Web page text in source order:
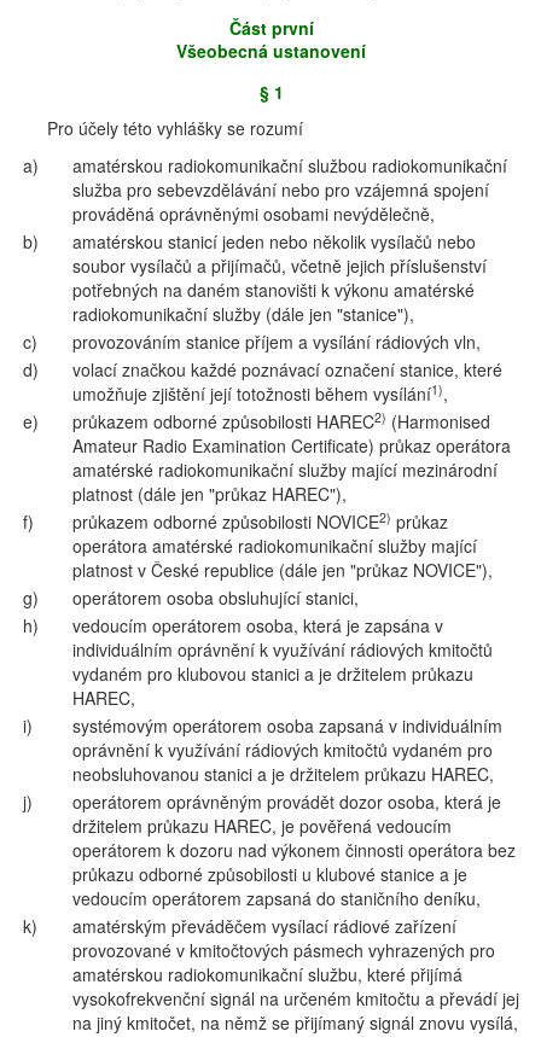
Část první
Všeobecná ustanovení
§ 1
Pro účely této vyhlášky se rozumí
a)
amatérskou radiokomunikační službou radiokomunikační
služba pro sebevzdělávání nebo pro vzájemná spojení
prováděná oprávněnými osobami nevýdělečně,
b)
amatérskou stanicí jeden nebo několik vysílačů nebo
soubor vysílačů a přijímačů, včetně jejich příslušenství
potřebných na daném stanovišti k výkonu amatérské
radiokomunikační služby (dále jen "stanice"),
c)
provozováním stanice příjem a vysílání rádiových vln,
d)
volací značkou každé poznávací označení stanice, které
umožňuje zjištění její totožnosti během vysílání1),
e)
průkazem odborné způsobilosti HAREC2) (Harmonised
Amateur Radio Examination Certificate) průkaz operátora
amatérské radiokomunikační služby mající mezinárodní
platnost (dále jen "průkaz HAREC"),
f)
průkazem odborné způsobilosti NOVICE2) průkaz
operátora amatérské radiokomunikační služby mající
platnost v České republice (dále jen "průkaz NOVICE"),
g)
operátorem osoba obsluhující stanici,
h)
vedoucím operátorem osoba, která je zapsána v
individuálním oprávnění k využívání rádiových kmitočtů
vydaném pro klubovou stanici a je držitelem průkazu
HAREC,
i)
systémovým operátorem osoba zapsaná v individuálním
oprávnění k využívání rádiových kmitočtů vydaném pro
neobsluhovanou stanici a je držitelem průkazu HAREC,
j)
operátorem oprávněným provádět dozor osoba, která je
držitelem průkazu HAREC, je pověřená vedoucím
operátorem k dozoru nad výkonem činnosti operátora bez
průkazu odborné způsobilosti u klubové stanice a je
vedoucím operátorem zapsaná do staničního deníku,
k)
amatérským převáděčem vysílací rádiové zařízení
provozované v kmitočtových pásmech vyhrazených pro
amatérskou radiokomunikační službu, které přijímá
vysokofrekvenční signál na určeném kmitočtu a převádí jej
na jiný kmitočet, na němž se přijímaný signál znovu vysílá,